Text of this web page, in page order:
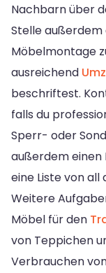
Nachbarn über
Stelle außerdem
Möbelmontage
ausreichend
beschriftest.
falls du
Sperr- oder
außerdem einen
eine Liste von all
Weitere
Möbel für den
von Teppichen
Verbrauchen